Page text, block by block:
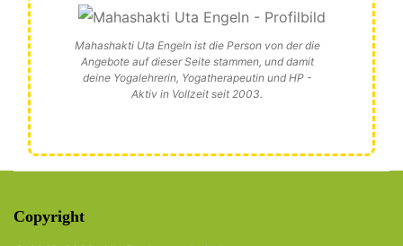
Mahashakti Uta Engeln ist die Person von der die
Angebote auf dieser Seite stammen, und damit
deine Yogalehrerin, Yogatherapeutin und HP -
Aktiv in Vollzeit seit 2003.
Copyright